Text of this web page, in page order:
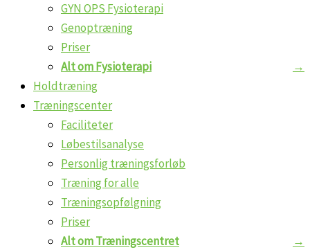
GYN OPS Fysioterapi
Genoptræning
Priser
Alt om Fysioterapi
Holdtræning
Træningscenter
Faciliteter
Løbestilsanalyse
Personlig træningsforløb
Træning for alle
Træningsopfølgning
Priser
Alt om Træningscentret